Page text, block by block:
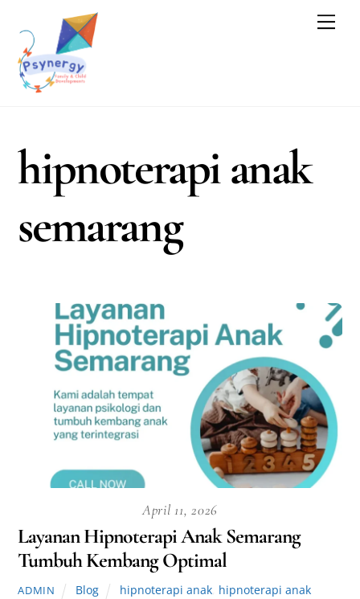
content
hipnoterapi anak
semarang
April 11, 2026
Layanan Hipnoterapi Anak Semarang
Tumbuh Kembang Optimal
ADMIN Blog hipnoterapi anak, hipnoterapi anak